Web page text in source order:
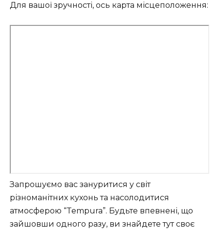
Для вашої зручності, ось карта місцеположення:
Запрошуємо вас зануритися у світ
різноманітних кухонь та насолодитися
атмосферою “Tempura”. Будьте впевнені, що
зайшовши одного разу, ви знайдете тут своє